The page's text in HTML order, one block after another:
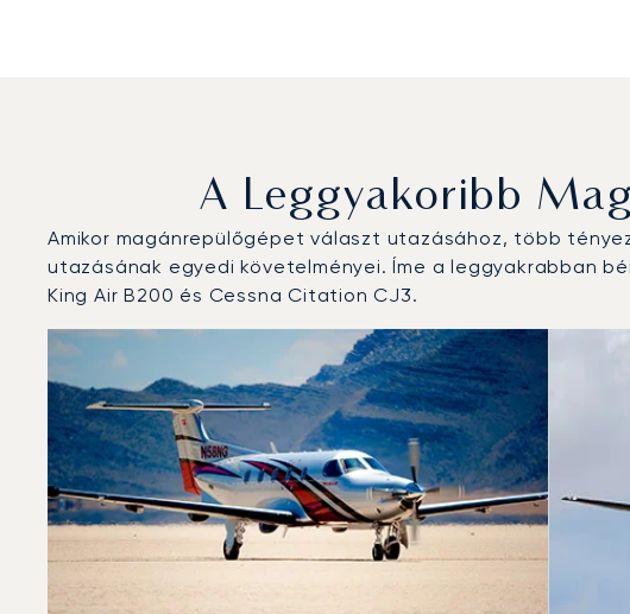
A Leggyakoribb
Amikor magánrepülőgépet választ utazásához, több
utazásának egyedi követelményei. Íme a leggyakrabban
King Air B200 és Cessna Citation CJ3.
Boundary Bay repülőtér : A 3 legtöbbet repült repülőgép-típus a
Repülőgép fotója Repülőgép-típus
Ülőhelyek
Sebesség (km/h)
Sebesség (csomó)Hatótávolság (km)
Hatótávolság (NM)